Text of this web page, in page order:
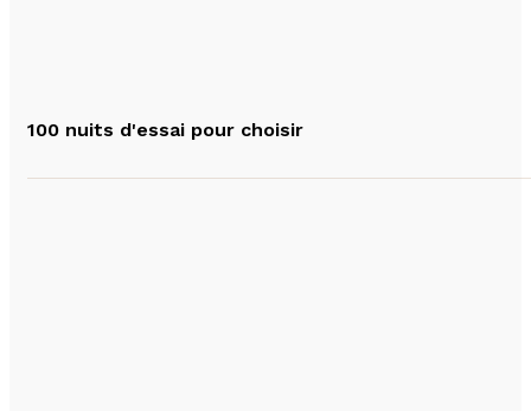
100 nuits d'essai pour choisir